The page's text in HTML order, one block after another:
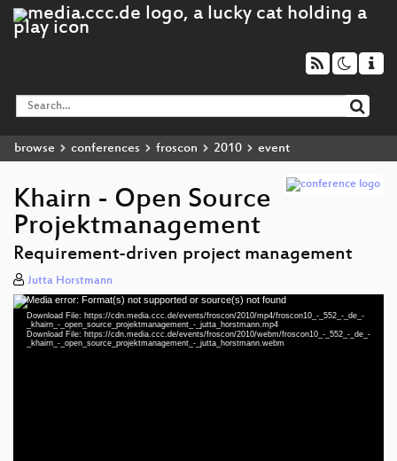
browse conferences froscon 2010 event
Khairn - Open Source
Projektmanagement
Requirement-driven project management
Jutta Horstmann
Video
Player
Media error: Format(s) not supported or source(s) not found
Download File: https://cdn.media.ccc.de/events/froscon/2010/mp4/froscon10_-_552_-_de_-
_khairn_-_open_source_projektmanagement_-_jutta_horstmann.mp4
Download File: https://cdn.media.ccc.de/events/froscon/2010/webm/froscon10_-_552_-_de_-
_khairn_-_open_source_projektmanagement_-_jutta_horstmann.webm